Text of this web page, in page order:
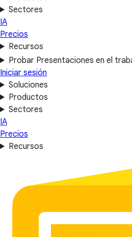
Sectores
IA
Precios
Recursos
Probar Presentaciones en el
Iniciar sesión
Soluciones
Productos
Sectores
IA
Precios
Recursos